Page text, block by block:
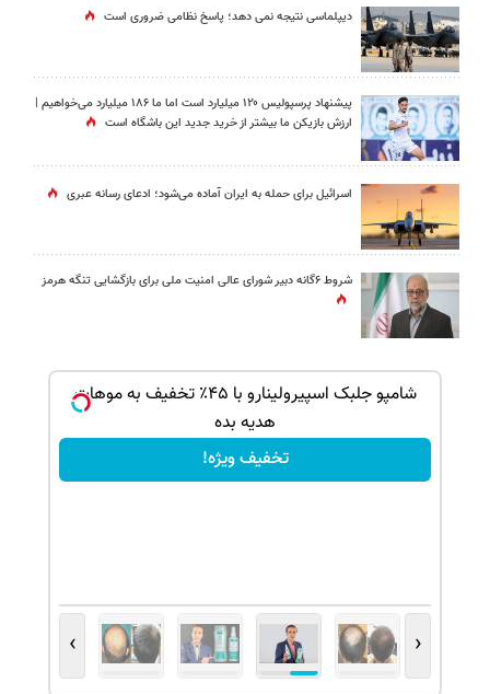
دیپلماسی نتیجه‌ نمی دهد؛ پاسخ نظامی ضروری است
پیشنهاد پرسپولیس ۱۲۰ میلیارد است اما ما ۱۸۶ میلیارد می‌خواهیم |
ارزش بازیکن ما بیشتر از خرید جدید این باشگاه است
اسرائیل برای حمله به ایران آماده می‌شود؛ ادعای رسانه عبری
شروط ۶گانه دبیر شورای عالی امنیت ملی برای بازگشایی تنگه هرمز
شامپو جلبک اسپیرولینارو با ۴۵٪ تخفیف به موهات
هدیه بده
تخفیف ویژه!
‹
›